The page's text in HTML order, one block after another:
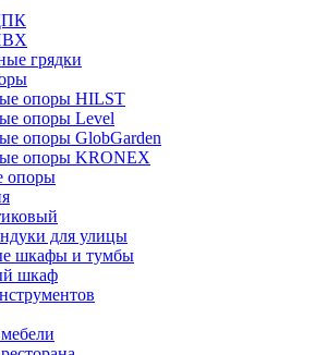
грядки
опоры HILST
опоры Level
опоры GlobGarden
опоры KRONEX
опоры
для улицы
шкафы и тумбы
шкаф